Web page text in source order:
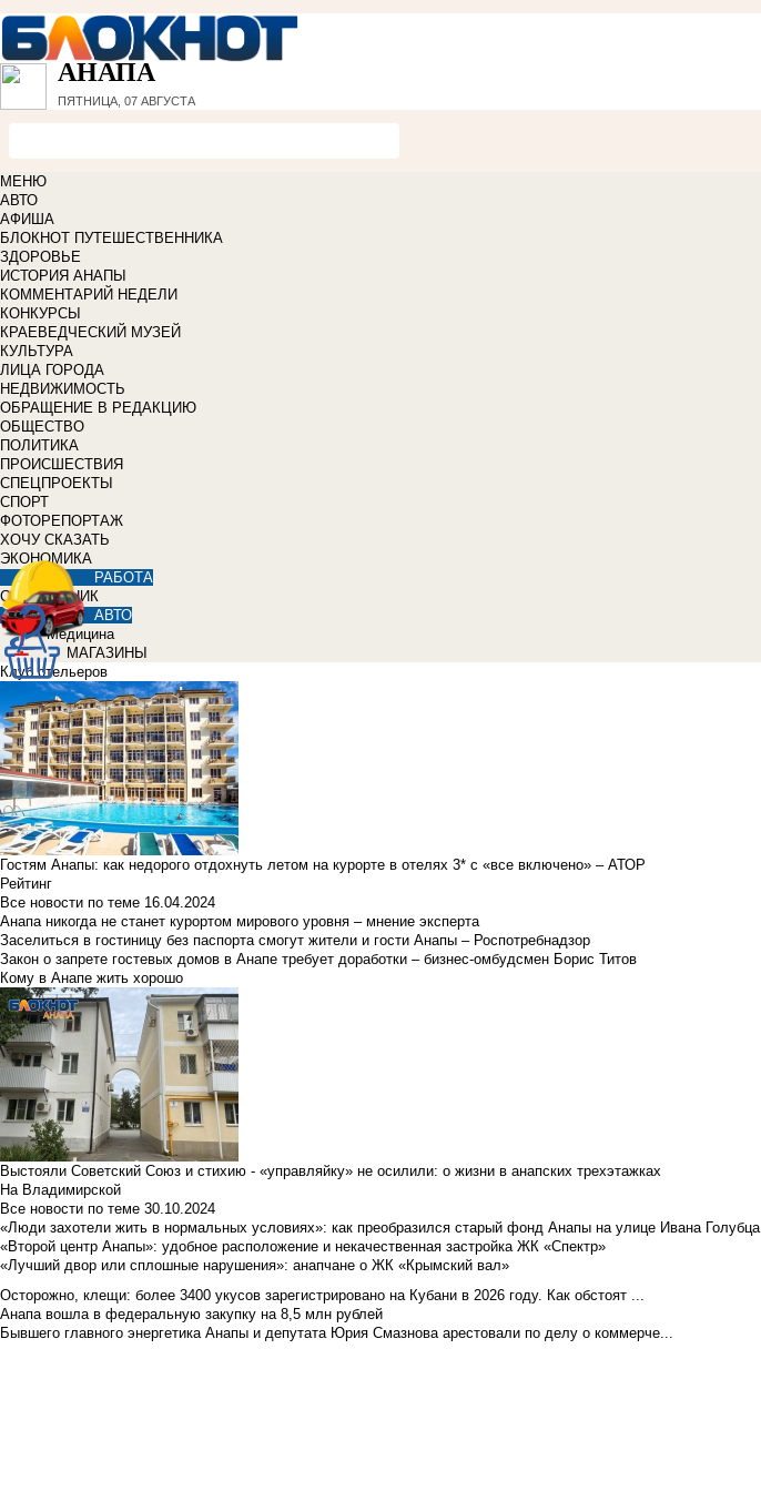
АНАПА
ПЯТНИЦА, 07 АВГУСТА
МЕНЮ
АВТО
АФИША
БЛОКНОТ ПУТЕШЕСТВЕННИКА
ЗДОРОВЬЕ
ИСТОРИЯ АНАПЫ
КОММЕНТАРИЙ НЕДЕЛИ
КОНКУРСЫ
КРАЕВЕДЧЕСКИЙ МУЗЕЙ
КУЛЬТУРА
ЛИЦА ГОРОДА
НЕДВИЖИМОСТЬ
ОБРАЩЕНИЕ В РЕДАКЦИЮ
ОБЩЕСТВО
ПОЛИТИКА
ПРОИСШЕСТВИЯ
СПЕЦПРОЕКТЫ
СПОРТ
ФОТОРЕПОРТАЖ
ХОЧУ СКАЗАТЬ
ЭКОНОМИКА
РАБОТА
СПРАВОЧНИК
АВТО
Медицина
МАГАЗИНЫ
Клуб отельеров
Гостям Анапы: как недорого отдохнуть летом на курорте в отелях 3* с «все включено» – АТОР
Рейтинг
Все новости по теме 16.04.2024
Анапа никогда не станет курортом мирового уровня – мнение эксперта
Заселиться в гостиницу без паспорта смогут жители и гости Анапы – Роспотребнадзор
Закон о запрете гостевых домов в Анапе требует доработки – бизнес-омбудсмен Борис Титов
Кому в Анапе жить хорошо
Выстояли Советский Союз и стихию - «управляйку» не осилили: о жизни в анапских трехэтажках
На Владимирской
Все новости по теме 30.10.2024
«Люди захотели жить в нормальных условиях»: как преобразился старый фонд Анапы на улице Ивана Голубца
«Второй центр Анапы»: удобное расположение и некачественная застройка ЖК «Спектр»
«Лучший двор или сплошные нарушения»: анапчане о ЖК «Крымский вал»
Осторожно, клещи: более 3400 укусов зарегистрировано на Кубани в 2026 году. Как обстоят ...
Анапа вошла в федеральную закупку на 8,5 млн рублей
Бывшего главного энергетика Анапы и депутата Юрия Смазнова арестовали по делу о коммерче...